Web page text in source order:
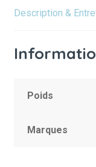
Description &
Poids
Marques